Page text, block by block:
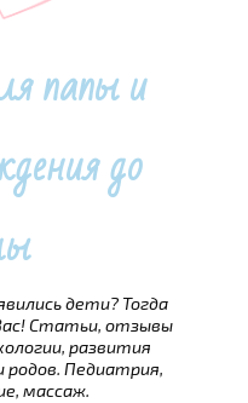
папы и
до
дети? Тогда
Статьи, отзывы
развития
родов. Педиатрия,
массаж.